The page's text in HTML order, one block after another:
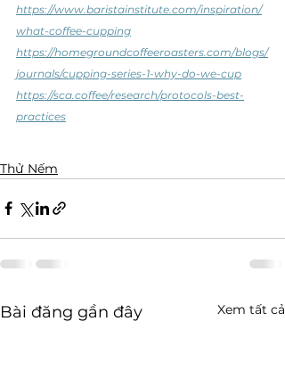
https://www.baristainstitute.com/inspiration/
what-coffee-cupping
https://homegroundcoffeeroasters.com/blogs/
journals/cupping-series-1-why-do-we-cup
https://sca.coffee/research/protocols-best-
practices
Thử Nếm
Bài đăng gần đây Xem tất cả